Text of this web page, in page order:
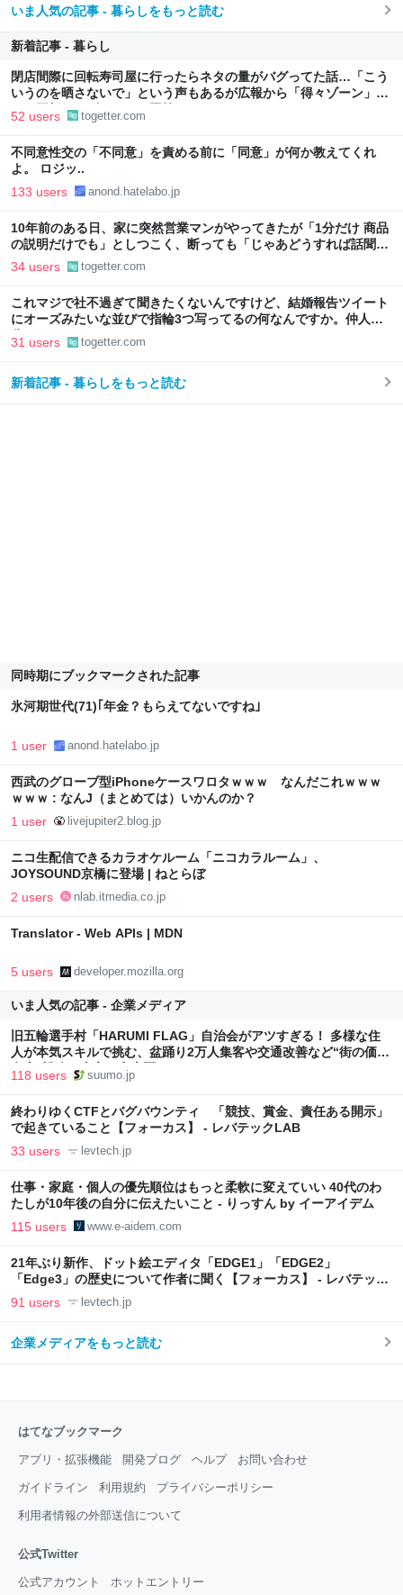
いま人気の記事 - 暮らしをもっと読む
新着記事 - 暮らし
閉店間際に回転寿司屋に行ったらネタの量がバグってた話…「こう
いうのを晒さないで」という声もあるが広報から「得々ゾーン」と
いう正規サービスだとの回答も
52 users togetter.com
不同意性交の「不同意」を責める前に「同意」が何か教えてくれ
よ。 ロジッ..
133 users anond.hatelabo.jp
10年前のある日、家に突然営業マンがやってきたが「1分だけ 商品
の説明だけでも」としつこく、断っても「じゃあどうすれば話聞い
てくれますか」と言われたので、ある方法で解決することに
34 users togetter.com
これマジで社不過ぎて聞きたくないんですけど、結婚報告ツイート
にオーズみたいな並びで指輪3つ写ってるの何なんですか。仲人の
分？
31 users togetter.com
新着記事 - 暮らしをもっと読む
同時期にブックマークされた記事
氷河期世代(71)｢年金？もらえてないですね｣
1 user anond.hatelabo.jp
西武のグローブ型iPhoneケースワロタｗｗｗ なんだこれｗｗｗ
ｗｗｗ : なんJ（まとめては）いかんのか？
1 user livejupiter2.blog.jp
ニコ生配信できるカラオケルーム「ニコカラルーム」、
JOYSOUND京橋に登場 | ねとらぼ
2 users nlab.itmedia.co.jp
Translator - Web APIs | MDN
5 users developer.mozilla.org
いま人気の記事 - 企業メディア
旧五輪選手村「HARUMI FLAG」自治会がアツすぎる！ 多様な住
人が本気スキルで挑む、盆踊り2万人集客や交通改善など“街の価値
向上”戦略 東京・中央区
118 users suumo.jp
終わりゆくCTFとバグバウンティ 「競技、賞金、責任ある開示」
で起きていること【フォーカス】 - レバテックLAB
33 users levtech.jp
仕事・家庭・個人の優先順位はもっと柔軟に変えていい 40代のわ
たしが10年後の自分に伝えたいこと - りっすん by イーアイデム
115 users www.e-aidem.com
21年ぶり新作、ドット絵エディタ「EDGE1」「EDGE2」
「Edge3」の歴史について作者に聞く【フォーカス】 - レバテック
LAB
91 users levtech.jp
企業メディアをもっと読む
はてなブックマーク
アプリ・拡張機能 開発ブログ ヘルプ お問い合わせ
ガイドライン 利用規約 プライバシーポリシー
利用者情報の外部送信について
公式Twitter
公式アカウント ホットエントリー